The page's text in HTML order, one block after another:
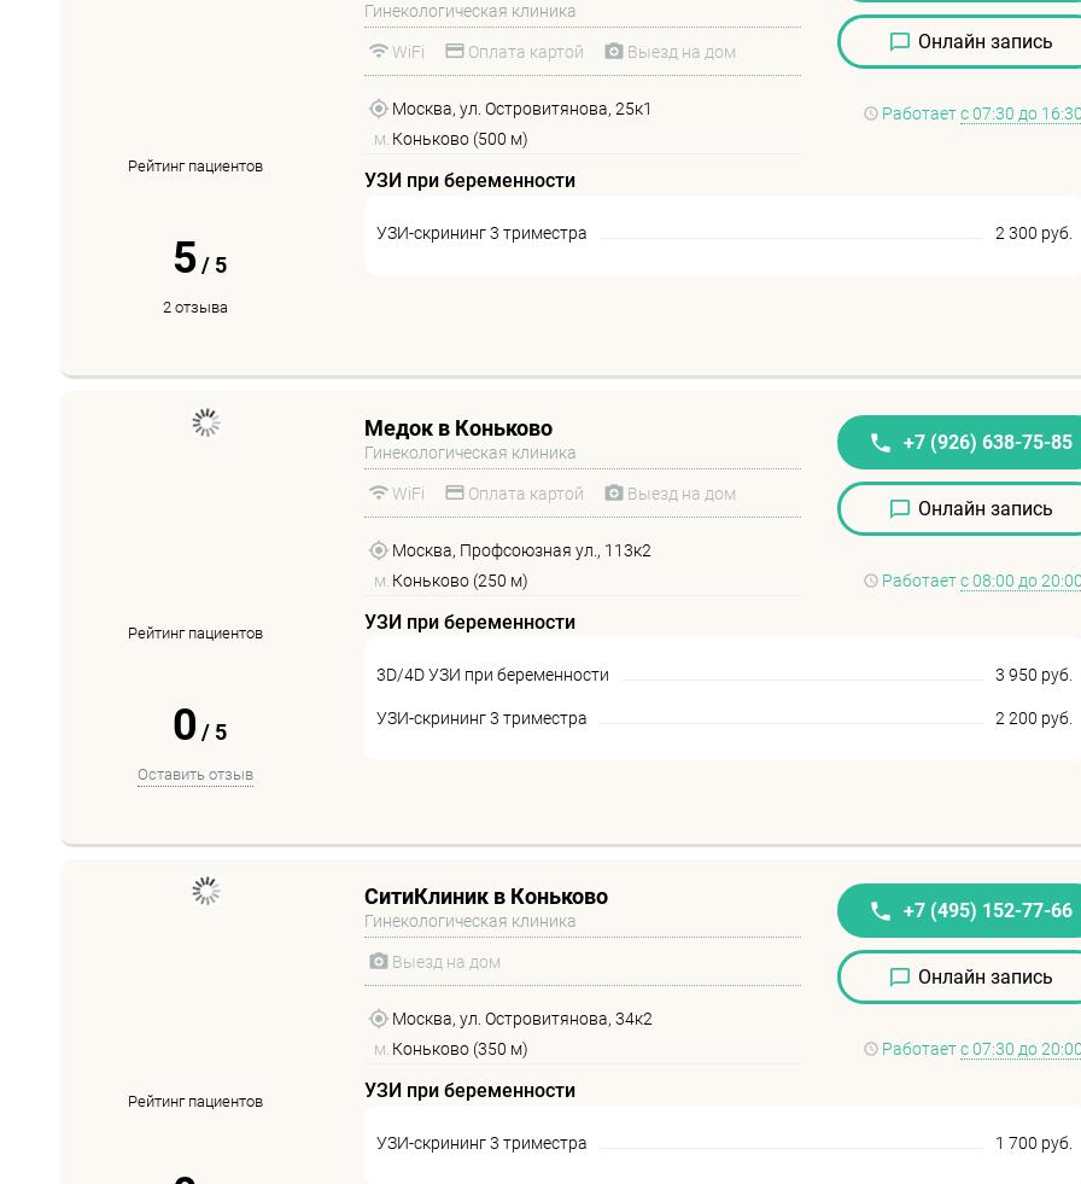
Рейтинг пациентов
5 / 5
2 отзыва
Гинекологическая клиника
WiFi Оплата картой Выезд на дом
Москва, ул. Островитянова, 25к1
м. Коньково (500 м)
УЗИ при беременности
УЗИ-скрининг 3 триместра 2 300 руб.
Онлайн запись
Работаетс 07:30 до
Рейтинг пациентов
0 / 5
Оставить отзыв
Медок в Коньково
Гинекологическая клиника
WiFi Оплата картой Выезд на дом
Москва, Профсоюзная ул., 113к2
м. Коньково (250 м)
УЗИ при беременности
3D/4D УЗИ при беременности 3 950 руб.
УЗИ-скрининг 3 триместра 2 200 руб.
+7 (926) 638-75-85
Онлайн запись
Работаетс 08:00 до
Рейтинг пациентов
СитиКлиник в Коньково
Гинекологическая клиника
Выезд на дом
Москва, ул. Островитянова, 34к2
м. Коньково (350 м)
УЗИ при беременности
УЗИ-скрининг 3 триместра 1 700 руб.
+7 (495) 152-77-66
Онлайн запись
Работаетс 07:30 до